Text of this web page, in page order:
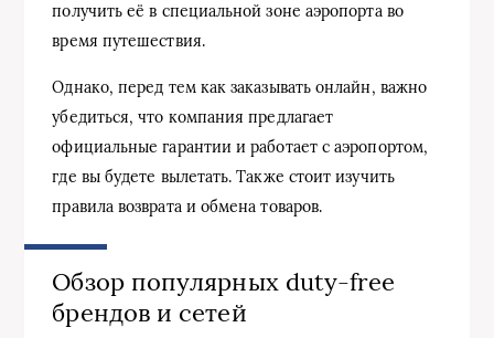
получить её в специальной зоне аэропорта во
время путешествия.
Однако, перед тем как заказывать онлайн, важно
убедиться, что компания предлагает
официальные гарантии и работает с аэропортом,
где вы будете вылетать. Также стоит изучить
правила возврата и обмена товаров.
Обзор популярных duty-free
брендов и сетей